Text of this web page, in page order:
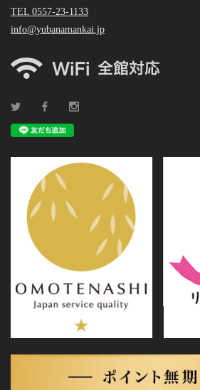
TEL 0557-23-1133
info@yubanamankai.jp